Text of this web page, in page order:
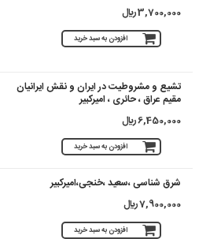
3,700,000 ريال
افزودن به سبد خرید
تشیع و مشروطیت در ایران و نقش ایرانیان
مقیم عراق ، حائری ، امیرکبیر
6,450,000 ريال
افزودن به سبد خرید
شرق شناسی ،سعید ،خنجی،امیرکبیر
7,900,000 ريال
افزودن به سبد خرید